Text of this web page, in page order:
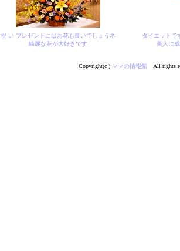
祝 い プレゼントにはお花も良いでしょうネ
綺麗な花が大好きです
ダイエットで
美人に
Copyright(c ) ママの情報館All rights